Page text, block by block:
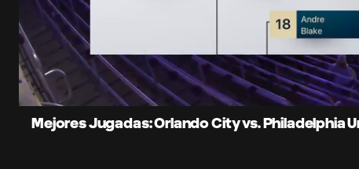
Current
Time
0:08 Loaded
11.33%
Unmute Subtitles
Mejores Jugadas: Orlando City vs. Philadelphia